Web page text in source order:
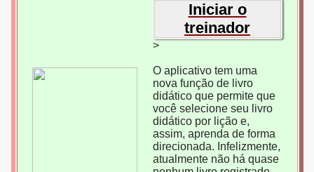
Iniciar o
treinador
>
O aplicativo tem uma
nova função de livro
didático que permite que
você selecione seu livro
didático por lição e,
assim, aprenda de forma
direcionada. Infelizmente,
atualmente não há quase